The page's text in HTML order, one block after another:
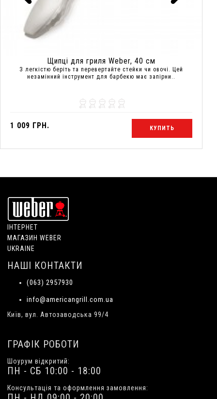
Щипці для гриля Weber, 40 см
З легкістю беріть та перевертайте стейки чи овочі. Цей
незамінний інструмент для барбекю має запірни..
1 009 ГРН. КУПИТЬ
ІНТЕРНЕТ
МАГАЗИН WEBER
UKRAINE
НАШІ КОНТАКТИ
(063) 2957930
info@americangrill.com.ua
Київ, вул. Автозаводська 99/4
ГРАФІК РОБОТИ
Шоурум відкритий:
ПН - СБ 10:00 - 18:00
Консультація та оформлення замовлення: